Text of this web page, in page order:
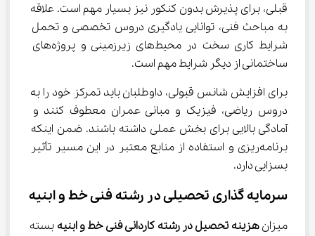
قبلی، برای پذیرش بدون کنکور نیز بسیار مهم است. علاقه
به مباحث فنی، توانایی یادگیری دروس تخصصی و تحمل
شرایط کاری سخت در محیط‌های زیرزمینی و پروژه‌های
ساختمانی از دیگر شرایط مهم است.
برای افزایش شانس قبولی، داوطلبان باید تمرکز خود را به
دروس ریاضی، فیزیک و مبانی عمران معطوف کنند و
آمادگی بالایی برای بخش عملی داشته باشند. ضمن اینکه
برنامه‌ریزی و استفاده از منابع معتبر در این مسیر تأثیر
بسزایی دارد.
سرمایه گذاری تحصیلی در رشته فنی خط و ابنیه
میزان هزینه تحصیل در رشته کاردانی فنی خط و ابنیه بسته